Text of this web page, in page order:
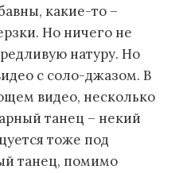
какие-то –
Но ничего не
натуру. Но
с соло-джазом. В
видео, несколько
танец – некий
тоже под
танец, помимо